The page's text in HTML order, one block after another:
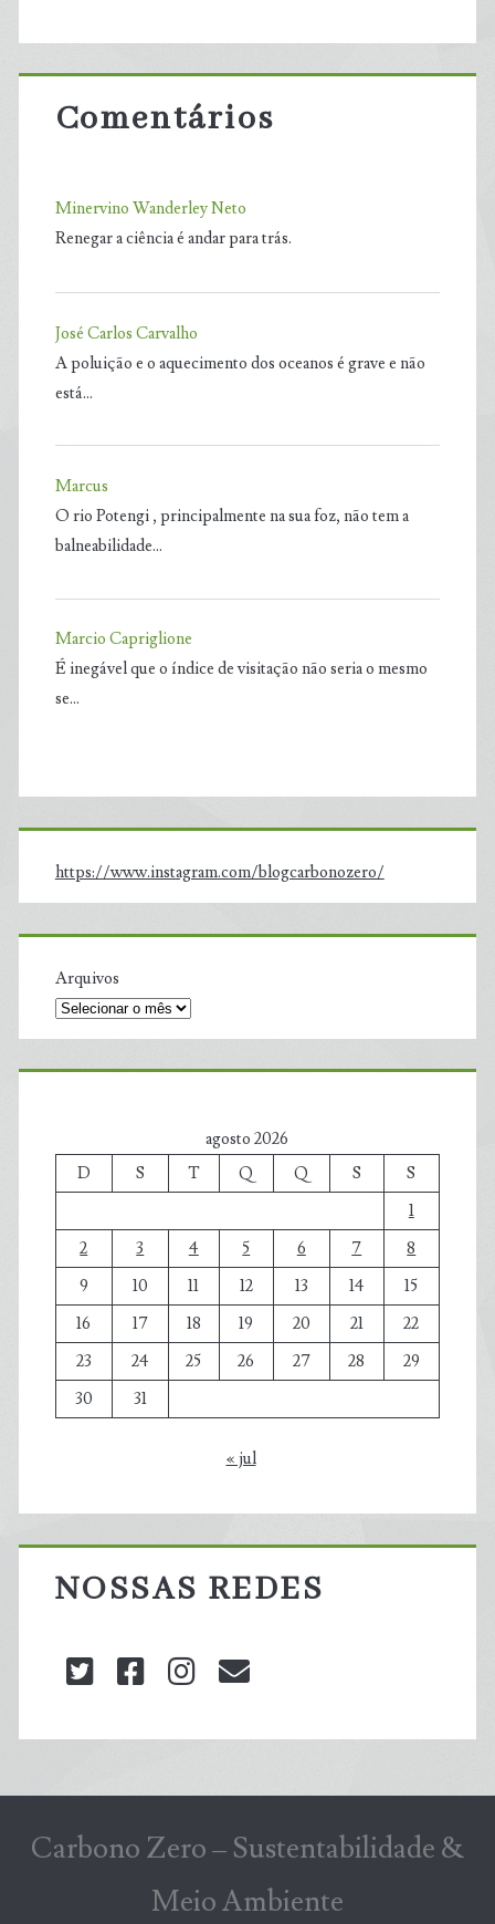
Comentários
Minervino Wanderley Neto
Renegar a ciência é andar para trás.
José Carlos Carvalho
A poluição e o aquecimento dos oceanos é grave e não
está…
Marcus
O rio Potengi , principalmente na sua foz, não tem a
balneabilidade…
Marcio Capriglione
É inegável que o índice de visitação não seria o mesmo
se…
https://www.instagram.com/blogcarbonozero/
Arquivos
agosto 2026
D
S T Q Q S
S
1
2
3 4 5 6 7
8
9
10 11 12 13 14
15
16
17 18 19 20 21
22
23
24 25 26 27 28
29
30
31
« jul
NOSSAS REDES
twitterfacebookinstagram
Carbono Zero – Sustentabilidade &
Meio Ambiente